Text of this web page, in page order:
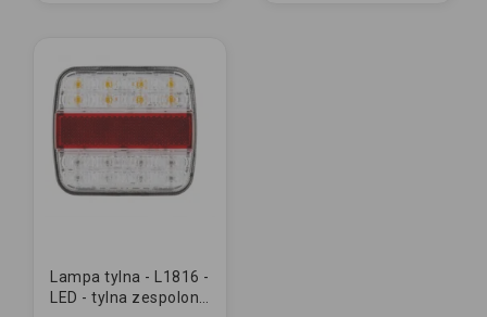
Lampa tylna - L1816 -
LED - tylna zespolona